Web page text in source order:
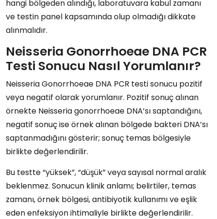
hangi bölgeden alındığı, laboratuvara kabul zamanı
ve testin panel kapsamında olup olmadığı dikkate
alınmalıdır.
Neisseria Gonorrhoeae DNA PCR
Testi Sonucu Nasıl Yorumlanır?
Neisseria Gonorrhoeae DNA PCR testi sonucu pozitif
veya negatif olarak yorumlanır. Pozitif sonuç alınan
örnekte Neisseria gonorrhoeae DNA’sı saptandığını,
negatif sonuç ise örnek alınan bölgede bakteri DNA’sı
saptanmadığını gösterir; sonuç temas bölgesiyle
birlikte değerlendirilir.
Bu testte “yüksek”, “düşük” veya sayısal normal aralık
beklenmez. Sonucun klinik anlamı; belirtiler, temas
zamanı, örnek bölgesi, antibiyotik kullanımı ve eşlik
eden enfeksiyon ihtimaliyle birlikte değerlendirilir.